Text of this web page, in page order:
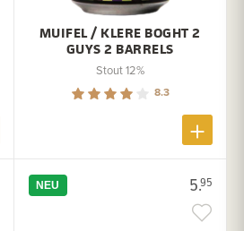
MUIFEL / KLERE BOGHT 2
GUYS 2 BARRELS
Stout 12%
8.3
5.95
NEU